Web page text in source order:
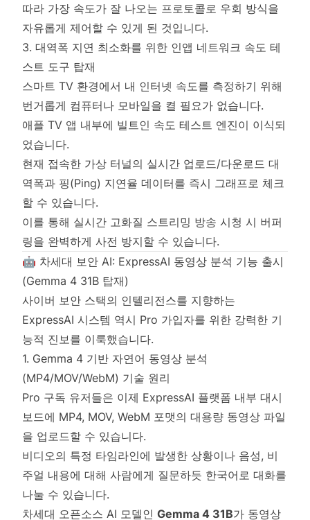
따라 가장 속도가 잘 나오는 프로토콜로 우회 방식을
자유롭게 제어할 수 있게 된 것입니다.
3. 대역폭 지연 최소화를 위한 인앱 네트워크 속도 테
스트 도구 탑재
스마트 TV 환경에서 내 인터넷 속도를 측정하기 위해
번거롭게 컴퓨터나 모바일을 켤 필요가 없습니다.
애플 TV 앱 내부에 빌트인 속도 테스트 엔진이 이식되
었습니다.
현재 접속한 가상 터널의 실시간 업로드/다운로드 대
역폭과 핑(Ping) 지연율 데이터를 즉시 그래프로 체크
할 수 있습니다.
이를 통해 실시간 고화질 스트리밍 방송 시청 시 버퍼
링을 완벽하게 사전 방지할 수 있습니다.
🤖 차세대 보안 AI: ExpressAI 동영상 분석 기능 출시
(Gemma 4 31B 탑재)
사이버 보안 스택의 인텔리전스를 지향하는
ExpressAI 시스템 역시 Pro 가입자를 위한 강력한 기
능적 진보를 이룩했습니다.
1. Gemma 4 기반 자연어 동영상 분석
(MP4/MOV/WebM) 기술 원리
Pro 구독 유저들은 이제 ExpressAI 플랫폼 내부 대시
보드에 MP4, MOV, WebM 포맷의 대용량 동영상 파일
을 업로드할 수 있습니다.
비디오의 특정 타임라인에 발생한 상황이나 음성, 비
주얼 내용에 대해 사람에게 질문하듯 한국어로 대화를
나눌 수 있습니다.
차세대 오픈소스 AI 모델인 Gemma 4 31B가 동영상